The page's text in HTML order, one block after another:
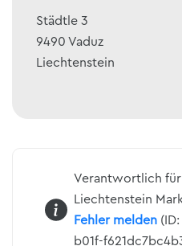
Städtle 3
9490 Vaduz
Liechtenstein
Verantwortlich für
Liechtenstein
Fehler melden(ID:
b01f-